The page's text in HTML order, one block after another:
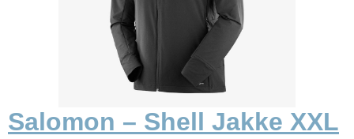
Salomon – Shell Jakke XXL